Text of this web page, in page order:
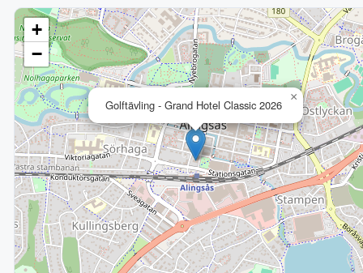
Golftävling - Grand Hotel Classic 2026
×
+
−